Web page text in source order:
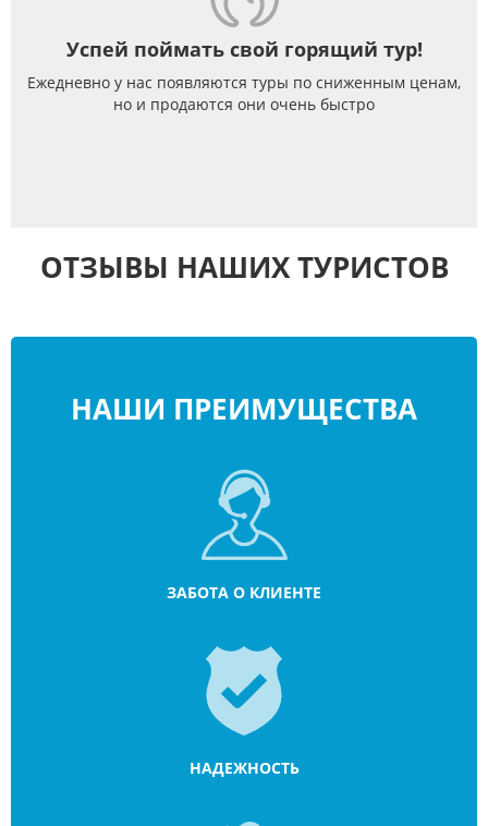
Успей поймать свой горящий тур!
Ежедневно у нас появляются туры по сниженным ценам,
но и продаются они очень быстро
ОТЗЫВЫ НАШИХ ТУРИСТОВ
НАШИ ПРЕИМУЩЕСТВА
ЗАБОТА О КЛИЕНТЕ
НАДЕЖНОСТЬ